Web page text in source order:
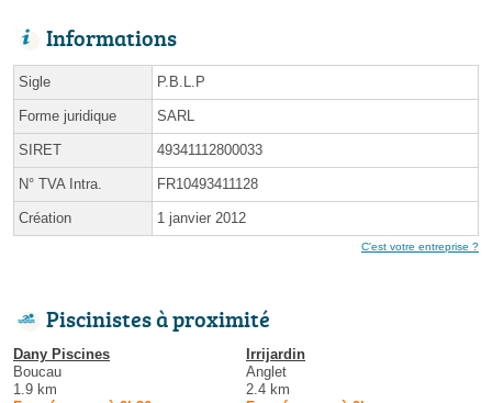
Informations
Sigle P.B.L.P
Forme juridique SARL
SIRET 49341112800033
N° TVA Intra. FR10493411128
Création 1 janvier 2012
C'est votre entreprise ?
Piscinistes à proximité
Dany Piscines
Boucau
1.9 km
Irrijardin
Anglet
2.4 km